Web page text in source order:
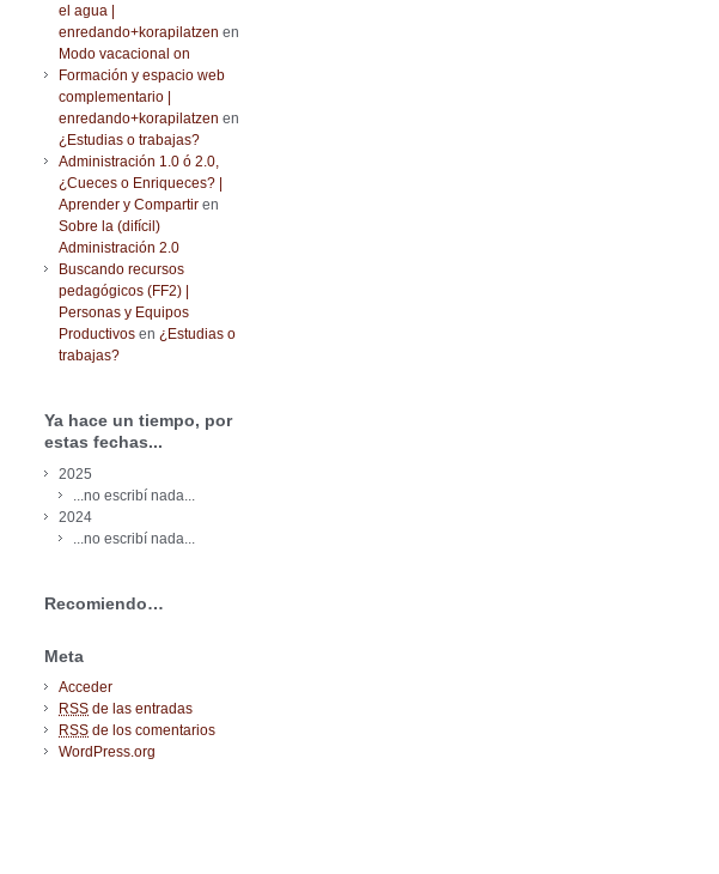
el agua |
enredando+korapilatzen en
Modo vacacional on
Formación y espacio web
complementario |
enredando+korapilatzen en
¿Estudias o trabajas?
Administración 1.0 ó 2.0,
¿Cueces o Enriqueces? |
Aprender y Compartir en
Sobre la (difícil)
Administración 2.0
Buscando recursos
pedagógicos (FF2) |
Personas y Equipos
Productivos en ¿Estudias o
trabajas?
Ya hace un tiempo, por
estas fechas...
2025
...no escribí nada...
2024
...no escribí nada...
Recomiendo…
Meta
Acceder
RSS de las entradas
RSS de los comentarios
WordPress.org